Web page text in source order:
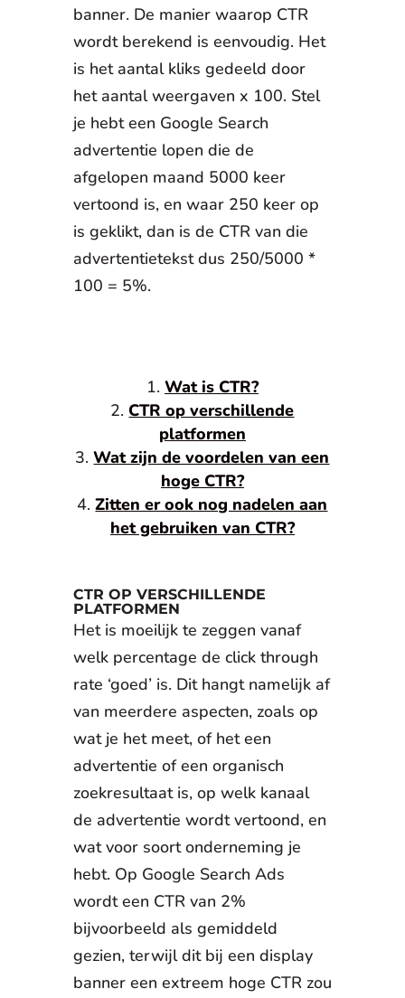
banner. De manier waarop CTR
wordt berekend is eenvoudig. Het
is het aantal kliks gedeeld door
het aantal weergaven x 100. Stel
je hebt een Google Search
advertentie lopen die de
afgelopen maand 5000 keer
vertoond is, en waar 250 keer op
is geklikt, dan is de CTR van die
advertentietekst dus 250/5000 *
100 = 5%.
Wat is CTR?
CTR op verschillende
platformen
Wat zijn de voordelen van een
hoge CTR?
Zitten er ook nog nadelen aan
het gebruiken van CTR?
CTR OP VERSCHILLENDE
PLATFORMEN
Het is moeilijk te zeggen vanaf
welk percentage de click through
rate ‘goed’ is. Dit hangt namelijk af
van meerdere aspecten, zoals op
wat je het meet, of het een
advertentie of een organisch
zoekresultaat is, op welk kanaal
de advertentie wordt vertoond, en
wat voor soort onderneming je
hebt. Op Google Search Ads
wordt een CTR van 2%
bijvoorbeeld als gemiddeld
gezien, terwijl dit bij een display
banner een extreem hoge CTR zou